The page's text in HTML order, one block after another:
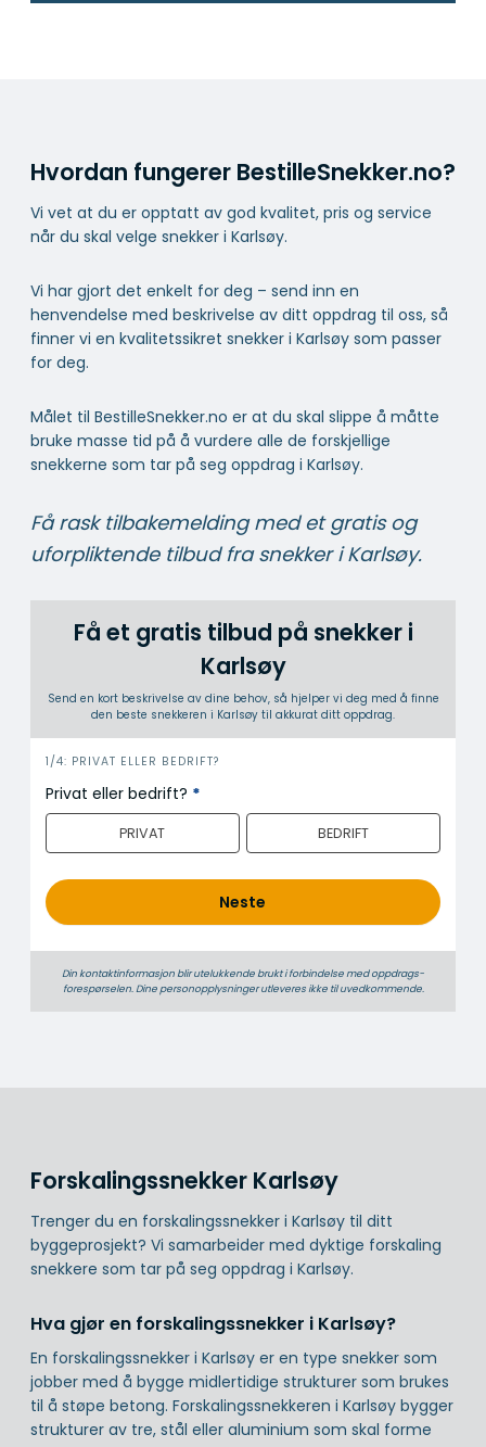
Hvordan fungerer BestilleSnekker.no?
Vi vet at du er opptatt av god kvalitet, pris og service
når du skal velge snekker i Karlsøy.
Vi har gjort det enkelt for deg – send inn en
henvendelse med beskrivelse av ditt oppdrag til oss, så
finner vi en kvalitetssikret snekker i Karlsøy som passer
for deg.
Målet til BestilleSnekker.no er at du skal slippe å måtte
bruke masse tid på å vurdere alle de forskjellige
snekkerne som tar på seg oppdrag i Karlsøy.
Få rask tilbakemelding med et gratis og
uforpliktende tilbud fra snekker i Karlsøy.
Få et gratis tilbud på snekker i
Karlsøy
Send en kort beskrivelse av dine behov, så hjelper vi deg med å finne
den beste snekkeren i Karlsøy til akkurat ditt oppdrag.
i
n
n
o
d
1/4: PRIVAT ELLER BEDRIFT?
Privat eller bedrift? *
PRIVAT BEDRIFT
Neste
Din kontaktinformasjon blir utelukkende brukt i forbindelse med oppdrags­
forespørselen. Dine person­­opplysninger utleveres ikke til uvedkommende.
Forskalingssnekker Karlsøy
Trenger du en forskalingssnekker i Karlsøy til ditt
byggeprosjekt? Vi samarbeider med dyktige forskaling
snekkere som tar på seg oppdrag i Karlsøy.
Hva gjør en forskalingssnekker i Karlsøy?
En forskalingssnekker i Karlsøy er en type snekker som
jobber med å bygge midlertidige strukturer som brukes
til å støpe betong. Forskalingssnekkeren i Karlsøy bygger
strukturer av tre, stål eller aluminium som skal forme